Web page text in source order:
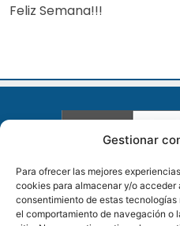
Gestionar
Para ofrecer las mejores
cookies para almacenar y/o acceder
consentimiento de estas
el comportamiento de navegación o
Feliz Semana!!!
LEGAL
Aviso Legal